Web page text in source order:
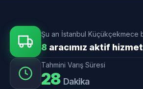
Şu an İstanbul Küçükçekmece
8 aracımız aktif
Tahmini Varış Süresi
28 Dakika